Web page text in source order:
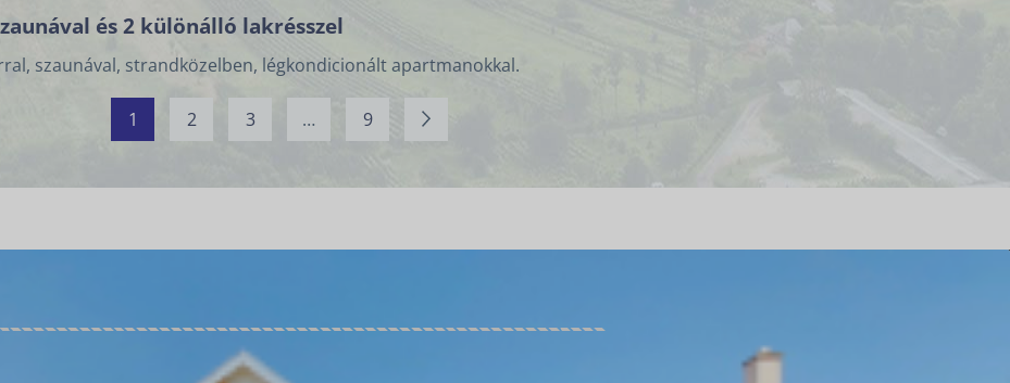
és 2 különálló lakrésszel
szaunával, strandközelben, légkondicionált apartmanokkal.
1 2 3 … 9